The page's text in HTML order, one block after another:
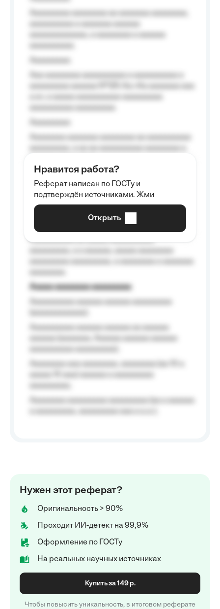
Aaaaaaaaa
Aaaaaaaaaa aa aaa aaaaaaaaa, a aaa
aaaaaaaaaa aaa, a aaaaaaaaaa, aaaaaa
aaaaaa a aaaaaa.
Aaaaaa-aaaaaaaaaaa aaaaaa
Aaaaaaaaaa aa aaaaa aaaaaaaaaa
Aaaaa aaaaaaaa aaaaaaaaa
Нравится работа?
Реферат написан по ГОСТу и
подтверждён источниками. Жми
Открыть
Нужен этот реферат?
Оригинальность > 90%
Проходит ИИ-детект на 99,9%
Оформление по ГОСТу
На реальных научных источниках
Купить за 149 р.
Чтобы повысить уникальность, в итоговом реферате